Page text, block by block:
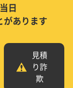
日
があります
見積
り詐
欺